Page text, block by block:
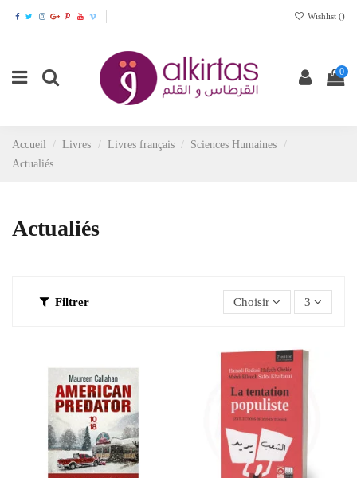
Wishlist ()
0
Accueil Livres Livres français
Sciences Humaines
Actualiés
Actualiés
Filtrer Choisir 3